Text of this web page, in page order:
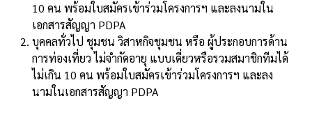
10 คน พร้อมใบสมัครเข้าร่วมโครงการฯ และลงนามใน
เอกสารสัญญา PDPA
บุคคลทั่วไป ชุมชน วิสาหกิจชุมชน หรือ ผู้ประกอบการด้าน
การท่องเที่ยว ไม่จำกัดอายุ แบบเดี่ยวหรือรวมสมาชิกทีมได้
ไม่เกิน 10 คน พร้อมใบสมัครเข้าร่วมโครงการฯ และลง
นามในเอกสารสัญญา PDPA